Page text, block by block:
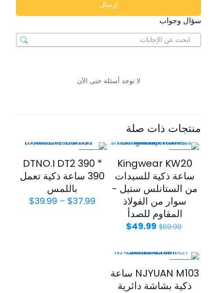
سؤال وجواب
لا توجد أسئلة حتى الآن
منتجات ذات صلة
Kingwear KW20
ساعة ذكية للسيدات
من الستانلس ستيل -
سوار من الفولاذ
المقاوم للصدأ
$69.99
$49.99
DTNO.I DT2 390 *
390 ساعة ذكية تعمل
باللمس
$37.99
–
$39.99
NJYUAN M103 ساعة
ذكية بشاشة دائرية